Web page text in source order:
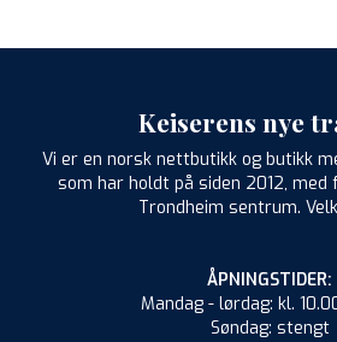
Keiserens nye
Vi er en norsk nettbutikk og butikk
som har holdt på siden 2012,
Trondheim sentrum.
ÅPNINGSTIDER:
Mandag - lørdag: kl.
Søndag: stengt